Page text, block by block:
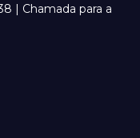
| Chamada para a